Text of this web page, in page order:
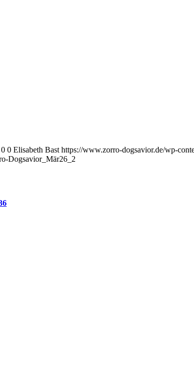
0 0 Elisabeth Bast https://www.zorro-dogsavior.de/wp-
Dogsavior_Mär26_2